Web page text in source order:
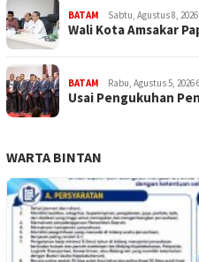
BATAM Sabtu, Agustus 8,
Wali Kota Amsakar
BATAM Rabu, Agustus 5, 2026
Usai Pengukuhan
WARTA BINTAN